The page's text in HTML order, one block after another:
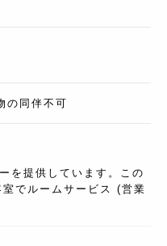
の同伴不可
を提供しています。この
でルームサービス (営業